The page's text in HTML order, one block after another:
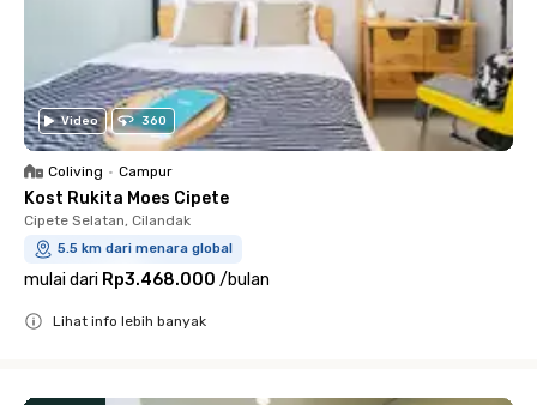
Video 360
Coliving • Campur
Kost Rukita Moes Cipete
Cipete Selatan, Cilandak
5.5 km dari menara global
mulai dari Rp3.468.000 /bulan
Lihat info lebih banyak